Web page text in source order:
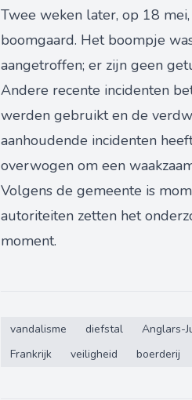
Twee weken later, op 18
boomgaard. Het boompje
aangetroffen; er zijn geen
Andere recente incidenten
werden gebruikt en de
aanhoudende incidenten
overwogen om een
Volgens de gemeente is
autoriteiten zetten het
moment.
vandalisme diefstal Anglars-
Frankrijk
veiligheid boerderij